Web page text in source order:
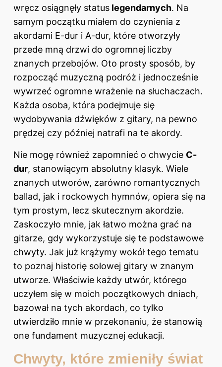
wręcz osiągnęły status legendarnych. Na
samym początku miałem do czynienia z
akordami E-dur i A-dur, które otworzyły
przede mną drzwi do ogromnej liczby
znanych przebojów. Oto prosty sposób, by
rozpocząć muzyczną podróż i jednocześnie
wywrzeć ogromne wrażenie na słuchaczach.
Każda osoba, która podejmuje się
wydobywania dźwięków z gitary, na pewno
prędzej czy później natrafi na te akordy.
Nie mogę również zapomnieć o chwycie C-
dur, stanowiącym absolutny klasyk. Wiele
znanych utworów, zarówno romantycznych
ballad, jak i rockowych hymnów, opiera się na
tym prostym, lecz skutecznym akordzie.
Zaskoczyło mnie, jak łatwo można grać na
gitarze, gdy wykorzystuje się te podstawowe
chwyty. Jak już krążymy wokół tego tematu
to poznaj historię solowej gitary w znanym
utworze. Właściwie każdy utwór, którego
uczyłem się w moich początkowych dniach,
bazował na tych akordach, co tylko
utwierdziło mnie w przekonaniu, że stanowią
one fundament muzycznej edukacji.
Chwyty, które zmieniły świat